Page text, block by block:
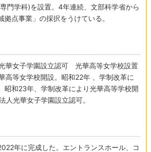
門学科)を設置。4年連続、文部科学省から
拠点事業」の採択をうけている。
華女子学園設立認可 光華高等女学校設置
高等女学校開設。昭和22年 、学制改革に
昭和23年、学制改革により光華高等学校開
人光華女子学園設立認可。
年に完成した。エントランスホール、コ